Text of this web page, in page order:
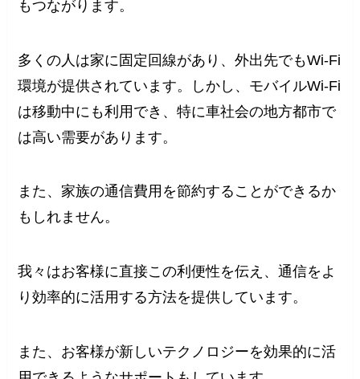
もつながります。
多くの人は家に固定回線があり、外出先でもWi-Fi
環境が提供されています。しかし、モバイルWi-Fi
は移動中にも利用でき、特に車社会の地方都市で
は高い需要があります。
また、家族の通信費用を節約することができるか
もしれません。
我々はお客様に直接この利便性を伝え、通信をよ
り効率的に活用する方法を提供しています。
また、お客様が新しいテクノロジーを効果的に活